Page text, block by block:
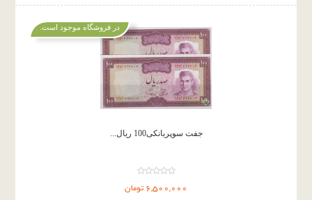
جفت سوپربانکی100 ریال...
6,500,000 تومان
در فروشگاه موجود است.